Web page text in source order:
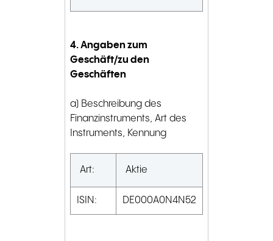
4. Angaben zum
Geschäft/zu den
Geschäften
a) Beschreibung des
Finanzinstruments, Art des
Instruments, Kennung
Art: Aktie
ISIN: DE000A0N4N52